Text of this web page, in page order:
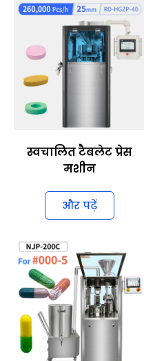
स्वचालित टैबलेट प्रेस
मशीन
और पढ़ें